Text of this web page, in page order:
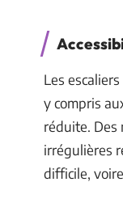
Les
y compris
réduite. Des
irrégulières
difficile,